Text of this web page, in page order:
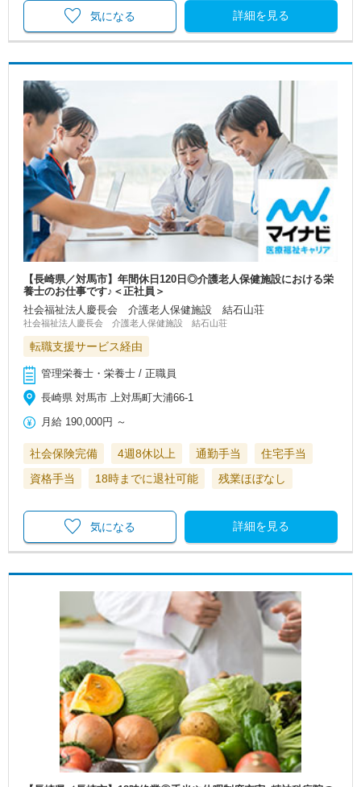
詳細を見る
気になる
【長崎県／対馬市】年間休日120日◎介護老人保健施設における栄
養士のお仕事です♪＜正社員＞
社会福祉法人慶長会 介護老人保健施設 結石山荘
社会福祉法人慶長会 介護老人保健施設 結石山荘
転職支援サービス経由
管理栄養士・栄養士 / 正職員
長崎県 対馬市 上対馬町大浦66‐1
月給 190,000円 ～
社会保険完備 4週8休以上 通勤手当
住宅手当
資格手当
18時までに退社可能 残業ほぼなし
詳細を見る
気になる